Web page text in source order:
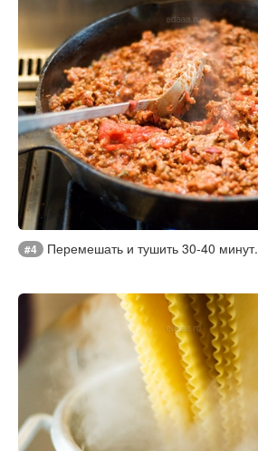
#4 Перемешать и тушить 30-40 минут.